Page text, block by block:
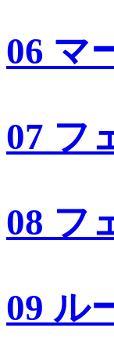
06 マ
07 フ
08 フ
09 ル